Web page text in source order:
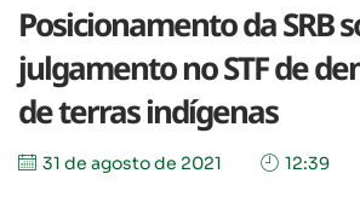
Posicionamento da SRB
julgamento no STF de
de terras indígenas
31 de agosto de 2021 12:39